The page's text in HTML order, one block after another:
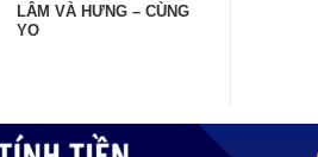
LÂM VÀ HƯNG – CÙNG
YO